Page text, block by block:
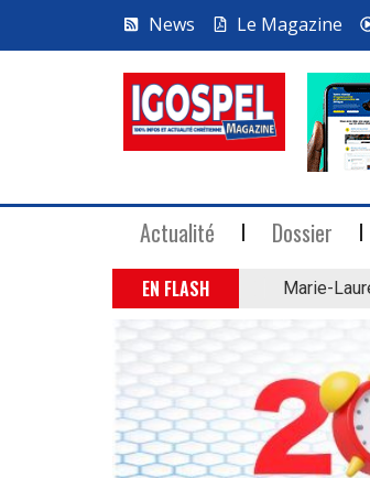
News Le Magazine
Actualité Dossier
EN FLASH Marie-